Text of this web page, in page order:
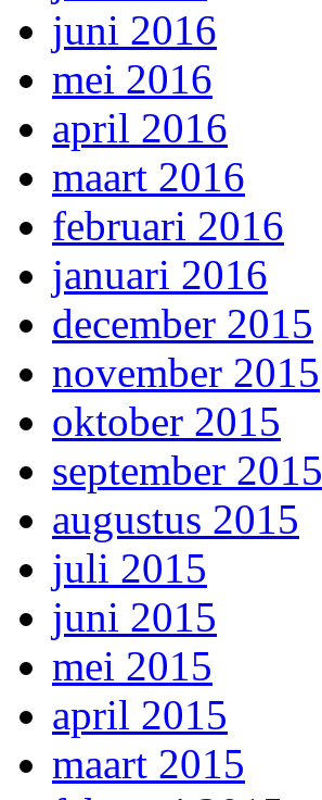
juni 2016
mei 2016
april 2016
maart 2016
februari 2016
januari 2016
december 2015
november 2015
oktober 2015
september 2015
augustus 2015
juli 2015
juni 2015
mei 2015
april 2015
maart 2015